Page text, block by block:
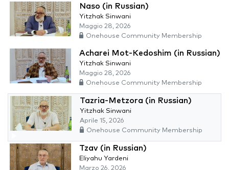
Naso (in Russian)
Yitzhak Sinwani
Maggio 28, 2026
Onehouse Community Membership
Acharei Mot-Kedoshim (in Russian)
Yitzhak Sinwani
Maggio 28, 2026
Onehouse Community Membership
Tazria-Metzora (in Russian)
Yitzhak Sinwani
Aprile 15, 2026
Onehouse Community Membership
Tzav (in Russian)
Eliyahu Yardeni
Marzo 26, 2026